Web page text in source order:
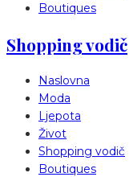
Boutiques
Shopping vodič
Naslovna
Moda
Ljepota
Život
Shopping vodič
Boutiques